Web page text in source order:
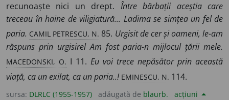
recunoaște nici un drept. Între bărbații aceștia care
treceau în haine de viligiatură... Ladima se simțea un fel de
paria. CAMIL PETRESCU, N. 85. Urgisit de cer și oameni, le-am
răspuns prin urgisirel Am fost paria-n mijlocul țării mele.
MACEDONSKI, O. I 11. Eu voi trece nepăsător prin această
viață, ca un exilat, ca un paria..! EMINESCU, N. 114.
sursa: DLRLC (1955-1957) adăugată de blaurb. acțiuni